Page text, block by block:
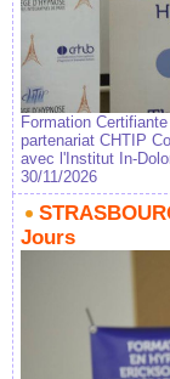
Formation
partenariat CHTIP
avec l'Institut In-
30/11/2026
Jours